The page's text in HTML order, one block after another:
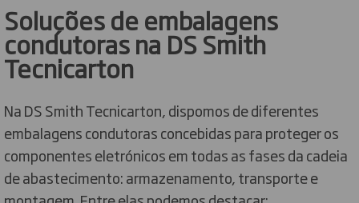
Soluções de embalagens
condutoras na DS Smith
Tecnicarton
Na DS Smith Tecnicarton, dispomos de diferentes
embalagens condutoras concebidas para proteger os
componentes eletrónicos em todas as fases da cadeia
de abastecimento: armazenamento, transporte e